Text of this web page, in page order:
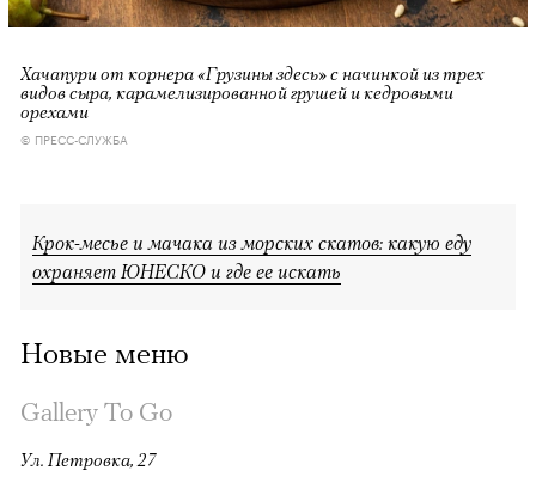
Хачапури от корнера «Грузины здесь» с начинкой из трех
видов сыра, карамелизированной грушей и кедровыми
орехами
© ПРЕСС-СЛУЖБА
Крок-месье и мачака из морских скатов: какую еду
охраняет ЮНЕСКО и где ее искать
Новые меню
Gallery To Go
Ул. Петровка, 27